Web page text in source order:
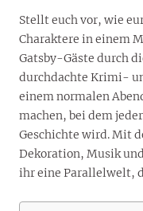
Stellt euch vor, wie
Charaktere in einem
Gatsby-Gäste durch
durchdachte Krimi-
einem normalen
machen, bei dem
Geschichte wird. Mit
Dekoration, Musik
ihr eine Parallelwelt,